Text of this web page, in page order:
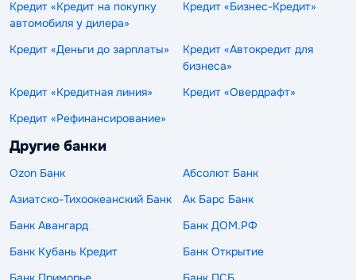
Кредит «Кредит на покупку
автомобиля у дилера»
Кредит «Бизнес-Кредит»
Кредит «Деньги до зарплаты»
Кредит «Автокредит для
бизнеса»
Кредит «Кредитная линия»
Кредит «Овердрафт»
Кредит «Рефинансирование»
Другие банки
Ozon Банк
Абсолют Банк
Азиатско-Тихоокеанский Банк
Ак Барс Банк
Банк Авангард
Банк ДОМ.РФ
Банк Кубань Кредит
Банк Открытие